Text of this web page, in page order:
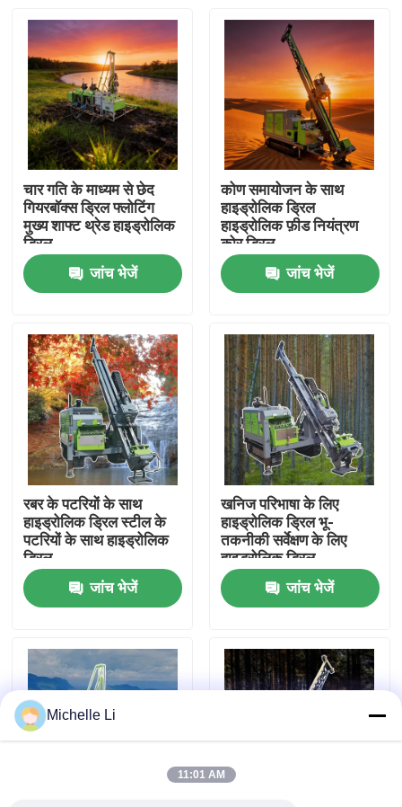
होम
उत्पाद
हमारे बारे में
फैक्टरी यात्रा
गुणवत्ता नियंत्रण
हमसे संपर्क करें
भूभौतिकीय अन्वेषण उपकरण
भूभौतिकीय प्रतिरोधकता मीटर
चार गति के माध्यम से छेद
गियरबॉक्स ड्रिल फ्लोटिंग
मुख्य शाफ्ट थ्रेड हाइड्रोलिक
ड्रिल
जांच भेजें
कोण समायोजन के साथ
हाइड्रोलिक ड्रिल
हाइड्रोलिक फ़ीड नियंत्रण
कोर ड्रिल
जांच भेजें
रबर के पटरियों के साथ
हाइड्रोलिक ड्रिल स्टील के
पटरियों के साथ हाइड्रोलिक
ड्रिल
जांच भेजें
खनिज परिभाषा के लिए
हाइड्रोलिक ड्रिल भू-
तकनीकी सर्वेक्षण के लिए
हाइड्रोलिक ड्रिल
जांच भेजें
Michelle Li
11:01 AM